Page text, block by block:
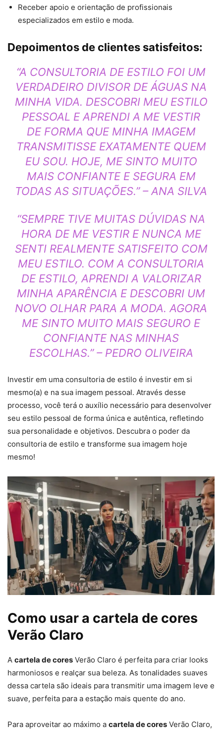
Receber apoio e orientação de profissionais
especializados em estilo e moda.
Depoimentos de clientes satisfeitos:
“A CONSULTORIA DE ESTILO FOI UM
VERDADEIRO DIVISOR DE ÁGUAS NA
MINHA VIDA. DESCOBRI MEU ESTILO
PESSOAL E APRENDI A ME VESTIR
DE FORMA QUE MINHA IMAGEM
TRANSMITISSE EXATAMENTE QUEM
EU SOU. HOJE, ME SINTO MUITO
MAIS CONFIANTE E SEGURA EM
TODAS AS SITUAÇÕES.” – ANA SILVA
“SEMPRE TIVE MUITAS DÚVIDAS NA
HORA DE ME VESTIR E NUNCA ME
SENTI REALMENTE SATISFEITO COM
MEU ESTILO. COM A CONSULTORIA
DE ESTILO, APRENDI A VALORIZAR
MINHA APARÊNCIA E DESCOBRI UM
NOVO OLHAR PARA A MODA. AGORA
ME SINTO MUITO MAIS SEGURO E
CONFIANTE NAS MINHAS
ESCOLHAS.” – PEDRO OLIVEIRA
Investir em uma consultoria de estilo é investir em si
mesmo(a) e na sua imagem pessoal. Através desse
processo, você terá o auxílio necessário para desenvolver
seu estilo pessoal de forma única e autêntica, refletindo
sua personalidade e objetivos. Descubra o poder da
consultoria de estilo e transforme sua imagem hoje
mesmo!
Como usar a cartela de cores
Verão Claro
A cartela de cores Verão Claro é perfeita para criar looks
harmoniosos e realçar sua beleza. As tonalidades suaves
dessa cartela são ideais para transmitir uma imagem leve e
suave, perfeita para a estação mais quente do ano.
Para aproveitar ao máximo a cartela de cores Verão Claro,